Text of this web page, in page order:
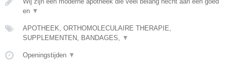
en ▼
APOTHEEK, ORTHOMOLECULAIRE THERAPIE,
SUPPLEMENTEN, BANDAGES, ▼
Openingstijden ▼